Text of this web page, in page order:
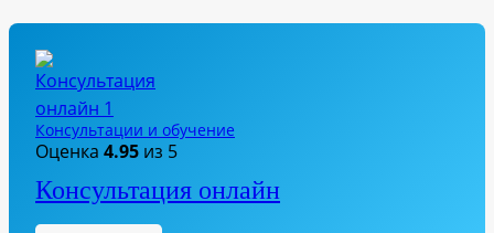
Консультации и обучение
Оценка 4.95 из 5
Консультация онлайн